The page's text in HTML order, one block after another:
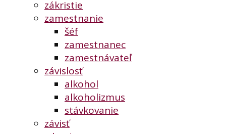
zákristie
zamestnanie
šéf
zamestnanec
zamestnávateľ
závislosť
alkohol
alkoholizmus
stávkovanie
závisť